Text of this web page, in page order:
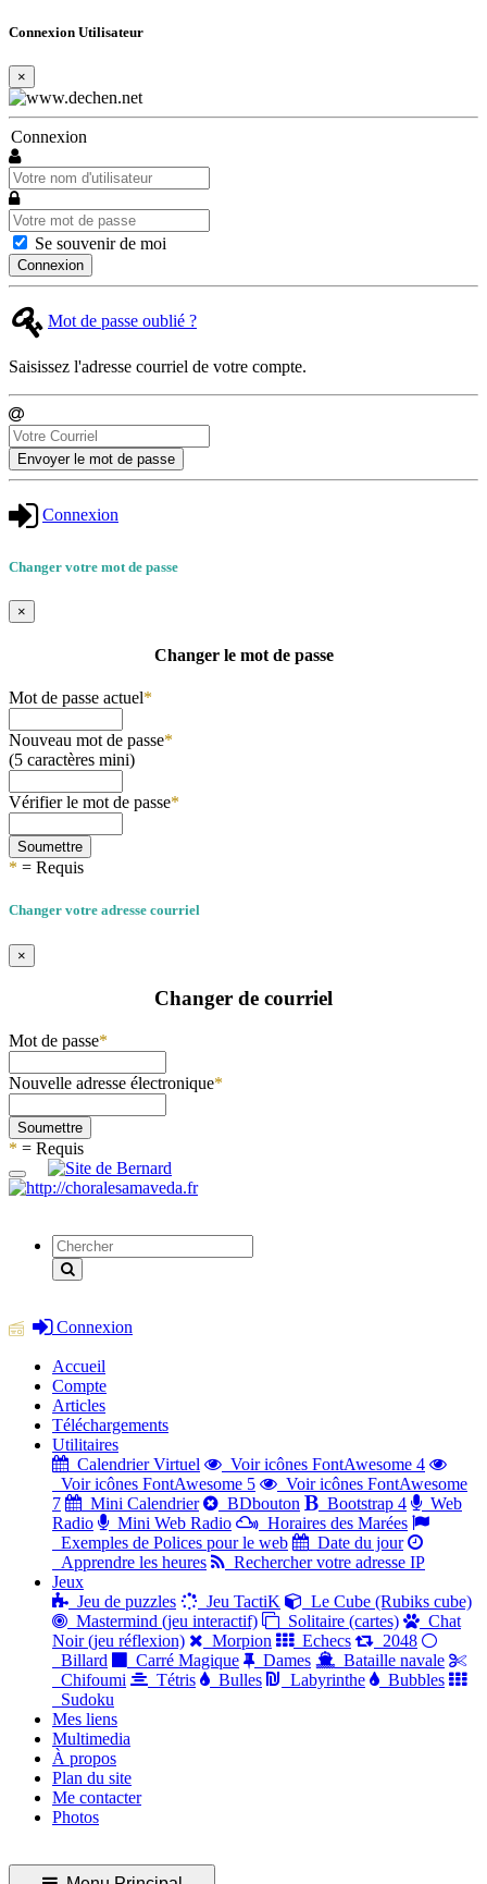
Connexion Utilisateur
×
Connexion
Se souvenir de moi
Connexion
Mot de passe oublié ?
Saisissez l'adresse courriel de votre compte.
Envoyer le mot de passe
Connexion
Changer votre mot de passe
×
Changer le mot de passe
Mot de passe actuel*
Nouveau mot de passe*
(5 caractères mini)
Vérifier le mot de passe*
Soumettre
* = Requis
Changer votre adresse courriel
×
Changer de courriel
Mot de passe*
Nouvelle adresse électronique*
Soumettre
* = Requis
Connexion
Accueil
Compte
Articles
Téléchargements
Utilitaires
Calendrier Virtuel
Voir icônes FontAwesome 4
Voir icônes FontAwesome 5
Voir icônes FontAwesome
7
Mini Calendrier BDbouton Bootstrap 4
Web
Radio
Mini Web Radio
Horaires des Marées
Exemples de Polices pour le web
Date du jour
Apprendre les heures
Rechercher votre adresse IP
Jeux
Jeu de puzzles
Jeu TactiK
Le Cube (Rubiks cube)
Mastermind (jeu interactif)
Solitaire (cartes)
Chat
Noir (jeu réflexion)
Morpion Echecs
2048
Billard
Carré Magique Dames
Bataille navale
Chifoumi
Tétris Bulles Labyrinthe
Bubbles
Sudoku
Mes liens
Multimedia
À propos
Plan du site
Me contacter
Photos